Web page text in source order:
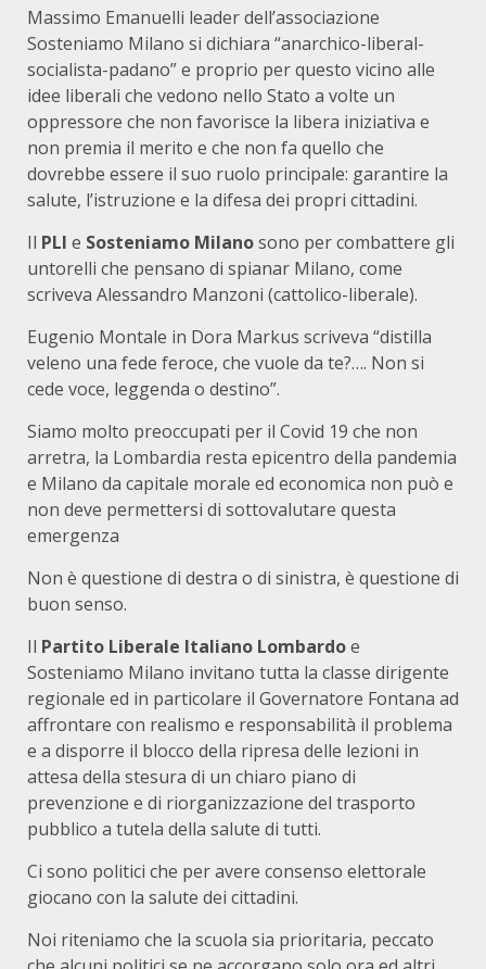
Massimo Emanuelli leader dell’associazione
Sosteniamo Milano si dichiara “anarchico-liberal-
socialista-padano” e proprio per questo vicino alle
idee liberali che vedono nello Stato a volte un
oppressore che non favorisce la libera iniziativa e
non premia il merito e che non fa quello che
dovrebbe essere il suo ruolo principale: garantire la
salute, l’istruzione e la difesa dei propri cittadini.
Il PLI e Sosteniamo Milanosono per combattere gli
untorelli che pensano di spianar Milano, come
scriveva Alessandro Manzoni (cattolico-liberale).
Eugenio Montale in Dora Markus scriveva “distilla
veleno una fede feroce, che vuole da te?…. Non si
cede voce, leggenda o destino”.
Siamo molto preoccupati per il Covid 19 che non
arretra, la Lombardia resta epicentro della pandemia
e Milano da capitale morale ed economica non può e
non deve permettersi di sottovalutare questa
emergenza
Non è questione di destra o di sinistra, è questione di
buon senso.
Il Partito Liberale Italiano Lombardoe
Sosteniamo Milano invitano tutta la classe dirigente
regionale ed in particolare il Governatore Fontana ad
affrontare con realismo e responsabilità il problema
e a disporre il blocco della ripresa delle lezioni in
attesa della stesura di un chiaro piano di
prevenzione e di riorganizzazione del trasporto
pubblico a tutela della salute di tutti.
Ci sono politici che per avere consenso elettorale
giocano con la salute dei cittadini.
Noi riteniamo che la scuola sia prioritaria, peccato